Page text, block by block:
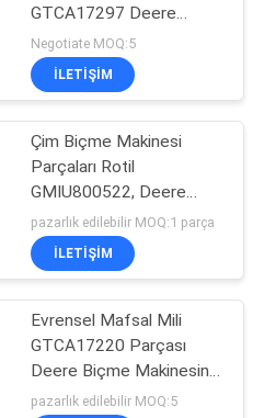
GTCA17297 Deere
Biçme Makinesine Uyar
Negotiate MOQ:5
İLETIŞIM
Çim Biçme Makinesi
Parçaları Rotil
GMIU800522, Deere
ProGator Yardımcı
Aracına Uyar
pazarlık edilebilir MOQ:1 parça
İLETIŞIM
Evrensel Mafsal Mili
GTCA17220 Parçası
Deere Biçme Makinesine
Uyar
pazarlık edilebilir MOQ:5